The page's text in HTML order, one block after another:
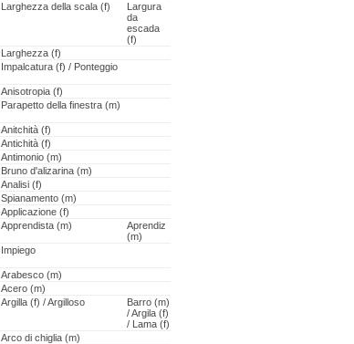
Larghezza della scala (f)
Largura
da
escada
(f)
Larghezza (f)
Impalcatura (f) / Ponteggio
Anisotropia (f)
Parapetto della finestra (m)
Anitchità (f)
Antichità (f)
Antimonio (m)
Bruno d'alizarina (m)
Analisi (f)
Spianamento (m)
Applicazione (f)
Apprendista (m)
Aprendiz
(m)
Impiego
Arabesco (m)
Acero (m)
Argilla (f) / Argilloso
Barro (m)
/ Argila (f)
/ Lama (f)
Arco di chiglia (m)